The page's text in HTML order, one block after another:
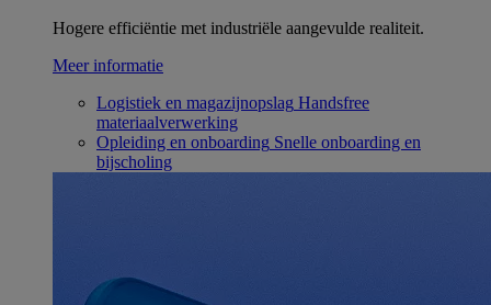
Hogere efficiëntie met industriële aangevulde realiteit.
Meer informatie
Logistiek en magazijnopslag Handsfree
materiaalverwerking
Opleiding en onboarding Snelle onboarding en
bijscholing